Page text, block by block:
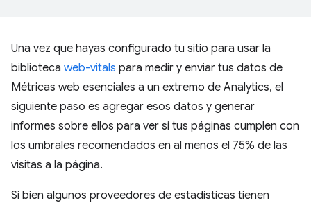
Una vez que hayas configurado tu sitio para usar la
biblioteca web-vitals para medir y enviar tus datos de
Métricas web esenciales a un extremo de Analytics, el
siguiente paso es agregar esos datos y generar
informes sobre ellos para ver si tus páginas cumplen con
los umbrales recomendados en al menos el 75% de las
visitas a la página.
Si bien algunos proveedores de estadísticas tienen